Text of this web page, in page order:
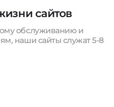
сайтов
обслуживанию и
наши сайты служат 5-8